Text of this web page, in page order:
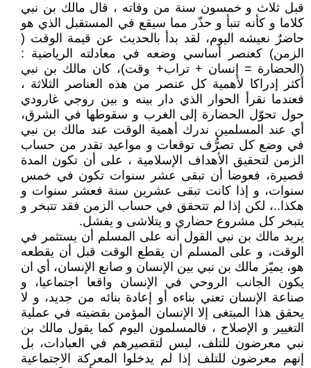
قبل ثلاث و خمسون سنة من وفاته ، قال مالك بن نبي
كلاما و كأنه تنبأ و حذّر مما سيقع في المستقبل الذي هو
حاضرٌ نعيشه اليوم، لقد بدأ بالحديث عن قيمة الوقت (
الزمن) كعنصر أساسي وضعه في معادلته الرياضية :
(الحضارة = إنسان + تراب+ وقت)، كان مالك بن نبي
أكثر إدراكا لأهمية كل عنصر من هذه العناصر الثلاثة ،
فعندما نقرأ الحوار الذي دار بينه و بين روجي غارودي
حول تحوّل الحضارة إلى الغرب و سقوطها في الشرق،
أي عند المسلمين ندرك أهمية الوقت عند مالك بن نبي
في وضع كل تصرُّف توقعات و مواعيد تقدر من حساب
الزمن لتحقيق الأهداف الإسلامية ، على أن تكون المدة
قصيرة، فعوضا أن تبقى عشر سنوات تكون في خمس
سنوات، و إذا كانت تبقى عشرين سنة فعشر سنوات و
هكذا..، لكن إذا لم تتحقق في حساب الزمن فقد تتبخر و
يتبخر كل مشروع حضاري و يتلاشى و يفشل.
يريد مالك بن نبي القول أنه على المسلم أن يستثمر في
الوقت، و على المسلم أن يقطع الوقت قبل أن يقطعه
هو، يميّز مالك بن نبي بين الإنسان و صانع الإنسان، أي ان
يكون الجانب الروحي في الإنسان واقعا اجتماعيا، و
صناعة الإنسان تعني بناءه أو إعادة بنائه من جديد، و لا
يحقق هذا المبتغى إلا الإنسان المؤمن بقضيته في عملية
التغيير و الإصلاح ، فالمسلمون اليوم كما يقول مالك بن
نبي معرضون للتلف، ليس لتقصيرهم في العبادات، بل
إنهم معرضون للتلف إذا لم يدخلوا المعركة الاجتماعية